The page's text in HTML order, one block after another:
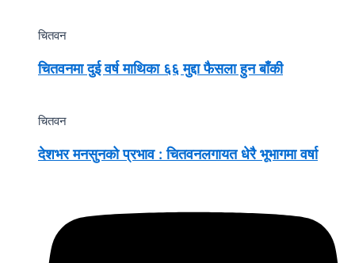
चितवन
चितवनमा दुई वर्ष माथिका ६६ मुद्दा फैसला हुन बाँकी
चितवन
देशभर मनसुनको प्रभाव : चितवनलगायत धेरै भूभागमा वर्षा